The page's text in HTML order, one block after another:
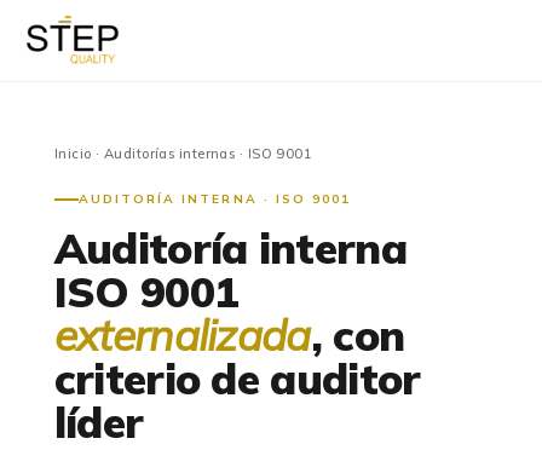
Inicio · Auditorías internas · ISO 9001
AUDITORÍA INTERNA · ISO 9001
Auditoría interna
ISO 9001
externalizada, con
criterio de auditor
líder